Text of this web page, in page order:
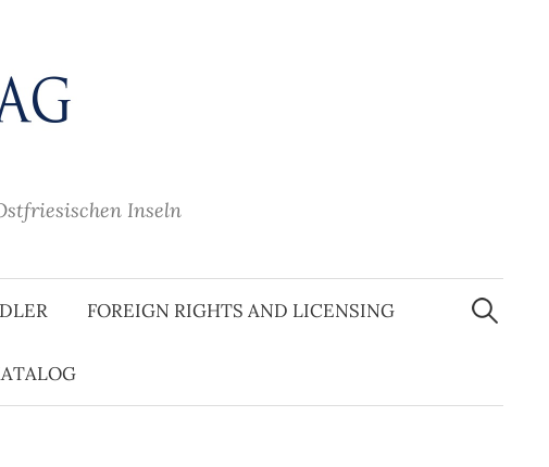
Inseln
FOREIGN RIGHTS AND LICENSING
Suche
nach: